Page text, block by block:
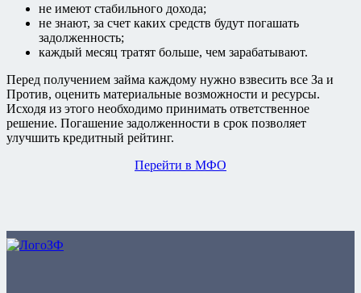
не имеют стабильного дохода;
не знают, за счет каких средств будут погашать
задолженность;
каждый месяц тратят больше, чем зарабатывают.
Перед получением займа каждому нужно взвесить все За и
Против, оценить материальные возможности и ресурсы.
Исходя из этого необходимо принимать ответственное
решение. Погашение задолженности в срок позволяет
улучшить кредитный рейтинг.
Перейти в МФО